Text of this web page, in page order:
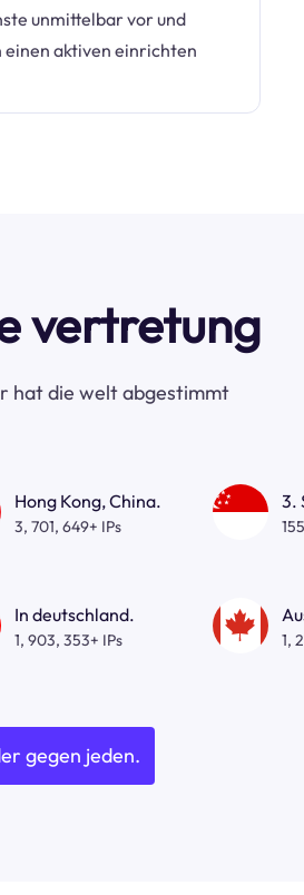
unmittelbar vor und
einen aktiven einrichten
vertretung
hat die welt abgestimmt
Hong Kong, China.
3, 701, 649+ IPs
3.
In deutschland.
1, 903, 353+ IPs 1,
gegen jeden.